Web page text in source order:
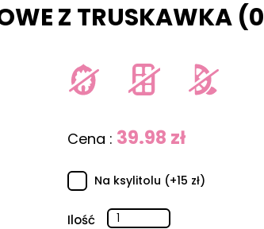
Z TRUSKAWKA
Cena : 39.98 zł
Na ksylitolu (+15 zł)
Ilość